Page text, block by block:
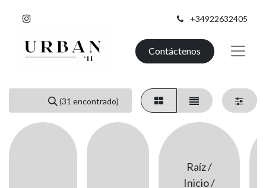
+34922632405
Contáctenos
(31 encontrado)
Raíz /
Inicio /